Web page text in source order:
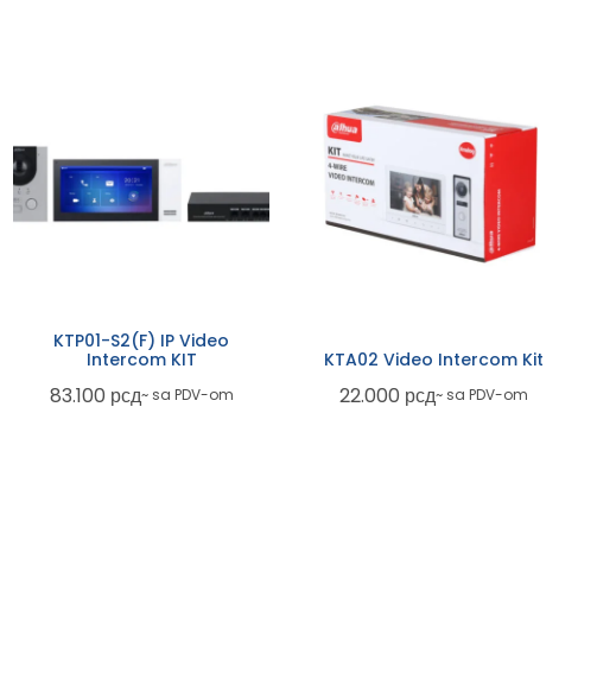
KTP01-S2(F) IP Video
Intercom KIT
83.100 рсд~ sa PDV-om
KTA02 Video Intercom Kit
22.000 рсд~ sa PDV-om